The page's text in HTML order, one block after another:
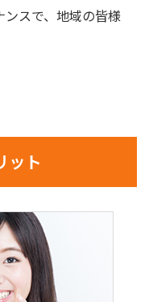
スで、地域の皆様
ット